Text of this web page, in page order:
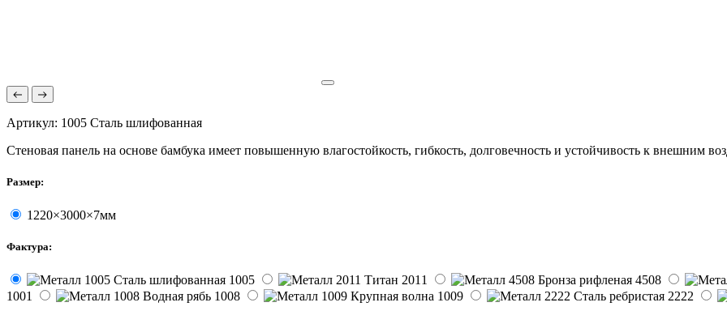
Артикул: 1005 Сталь шлифованная
Стеновая панель на основе бамбука имеет повышенную влагостойкость, гибкость, долговечность и устойчивость к внешним
Размер:
1220×3000×7мм
Фактура:
1005 2011 4508
1001
1008 1009 2222